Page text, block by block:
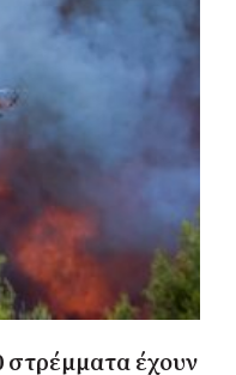
έχουν